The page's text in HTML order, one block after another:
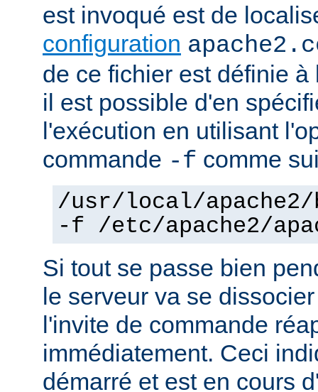
est invoqué est de
configuration
de ce fichier est définie
il est possible d'en
l'exécution en utilisant
commande -f comme
/usr/local/
-f /etc/apache2/
Si tout se passe bien
le serveur va se
l'invite de commande
immédiatement. Ceci
démarré et est en cours